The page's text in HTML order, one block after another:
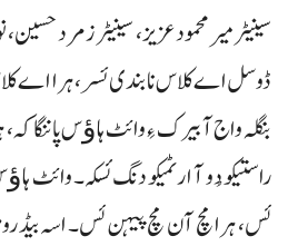
سینیٹر میر محمود عزیز، سینیٹر زمرد حسین،
ڈوسل اے کلاس نا بندی ئسر، ہرا اے
بنگلہ واج آ بیرک ءِ وائٹ ہاﺅس پاننگاکہ،
راستیکو دُو آ ارٹمیکو دنگ ئسکہ۔ وائٹ
ئس، ہرا مچ آن مچ پیہن ئس۔ اسہ بیڈ